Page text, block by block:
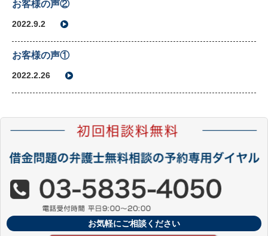
お客様の声②
2022.9.2
お客様の声①
2022.2.26
お気軽にご相談ください